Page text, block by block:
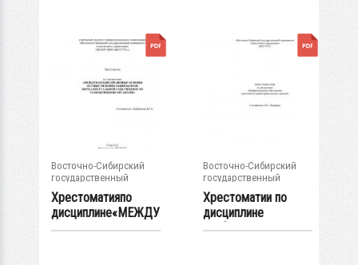
Восточно-Сибирский
государственный
университет...
Хрестоматияпо
дисциплине«МЕЖДУ
НАРОДНО-
Восточно-Сибирский
государственный
университет...
Хрестоматии по
дисциплине
"Информационное...